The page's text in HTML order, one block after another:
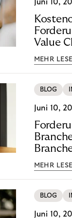
Juni 10,
Value
MEHR
BLOG
Juni 10,
MEHR
BLOG
Juni 10,